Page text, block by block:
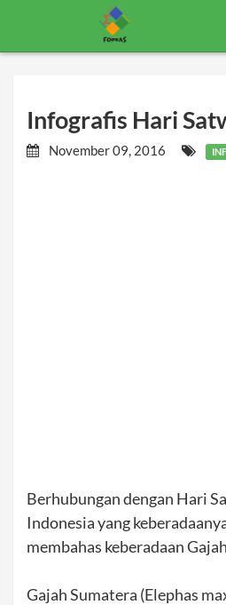
Infografis Hari
November 09, 2016
Berhubungan dengan Hari
Indonesia yang
membahas keberadaan
Gajah Sumatera (Elephas